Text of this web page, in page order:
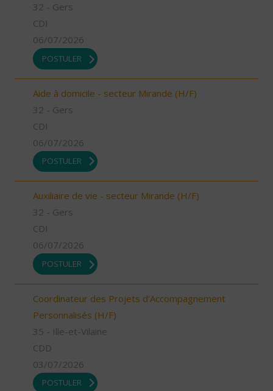
32 - Gers
CDI
06/07/2026
POSTULER
Aide à domicile - secteur Mirande (H/F)
32 - Gers
CDI
06/07/2026
POSTULER
Auxiliaire de vie - secteur Mirande (H/F)
32 - Gers
CDI
06/07/2026
POSTULER
Coordinateur des Projets d'Accompagnement
Personnalisés (H/F)
35 - Ille-et-Vilaine
CDD
03/07/2026
POSTULER